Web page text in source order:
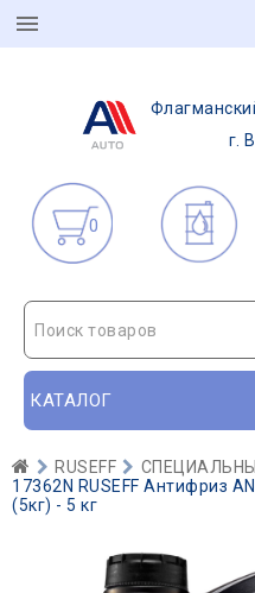
г.
0
Поиск товаров
КАТАЛОГ
RUSEFF
17362N RUSEFF Антифриз
(5кг) - 5 кг